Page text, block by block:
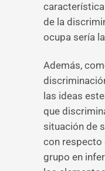
de la
ocupa sería
Además,
las ideas
que
situación de
con respecto
grupo en